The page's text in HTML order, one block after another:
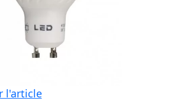
l'article